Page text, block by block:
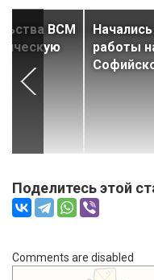
ВСМ
работы
Поделитесь этой
Comments are disabled